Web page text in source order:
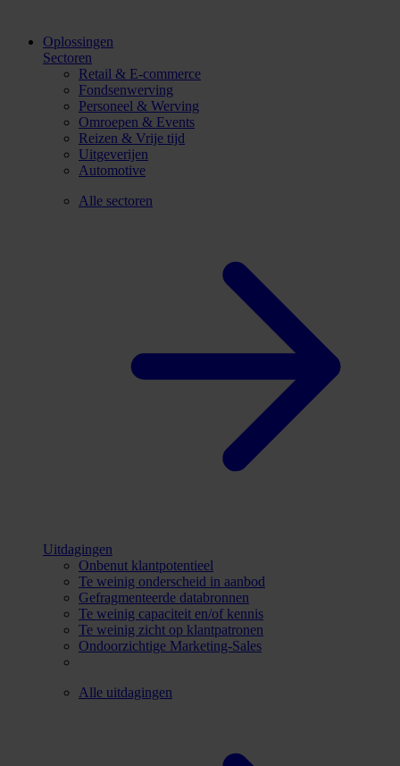
Oplossingen
Sectoren
Retail & E-commerce
Fondsenwerving
Personeel & Werving
Omroepen & Events
Reizen & Vrije tijd
Uitgeverijen
Automotive
Alle sectoren
Uitdagingen
Onbenut klantpotentieel
Te weinig onderscheid in aanbod
Gefragmenteerde databronnen
Te weinig capaciteit en/of kennis
Te weinig zicht op klantpatronen
Ondoorzichtige Marketing-Sales
Alle uitdagingen